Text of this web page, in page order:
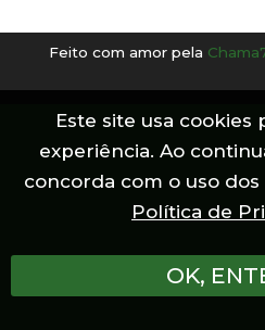
Feito com amor pela
Este site usa cookies
experiência. Ao
concorda com o uso
Política de
OK,